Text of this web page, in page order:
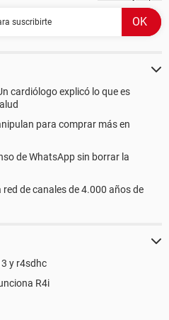
cardiólogo explicó lo que es
para comprar más en
de WhatsApp sin borrar la
de canales de 4.000 años de
y r4sdhc
R4i